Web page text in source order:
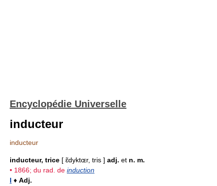
Encyclopédie Universelle
inducteur
inducteur
inducteur, trice [ ɛ̃dyktɶr, tris ] adj. et n. m.
• 1866; du rad. de induction
I ♦ Adj.